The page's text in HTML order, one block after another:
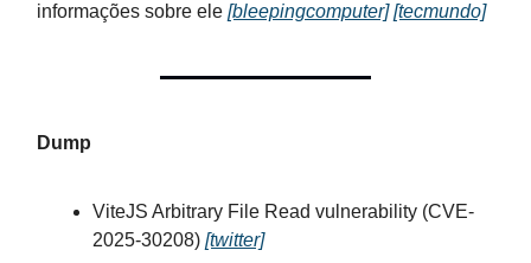
informações sobre ele [bleepingcomputer] [tecmundo]
Dump
ViteJS Arbitrary File Read vulnerability (CVE-
2025-30208) [twitter]